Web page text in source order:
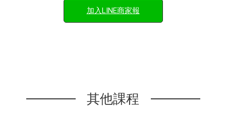
加入LINE商家報
其他課程